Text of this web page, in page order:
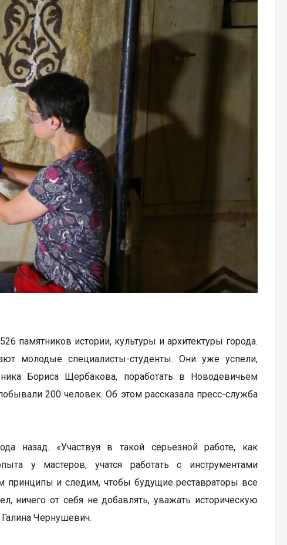
памятников истории, культуры и архитектуры города.
молодые специалисты-студенты. Они уже успели,
Бориса Щербакова, поработать в Новодевичьем
200 человек. Об этом рассказала пресс-служба
назад. «Участвуя в такой серьезной работе, как
у мастеров, учатся работать с инструментами
и следим, чтобы будущие реставраторы все
ничего от себя не добавлять, уважать историческую
Чернушевич.